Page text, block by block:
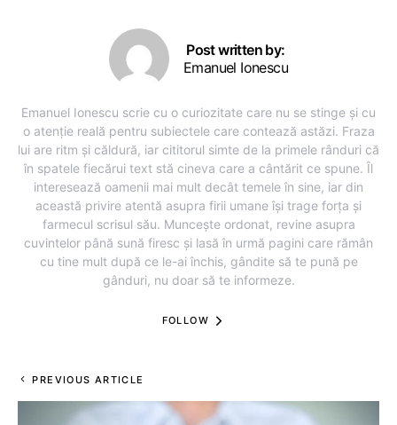
Post written by:
Emanuel Ionescu
Emanuel Ionescu scrie cu o curiozitate care nu se stinge și cu
o atenție reală pentru subiectele care contează astăzi. Fraza
lui are ritm și căldură, iar cititorul simte de la primele rânduri că
în spatele fiecărui text stă cineva care a cântărit ce spune. Îl
interesează oamenii mai mult decât temele în sine, iar din
această privire atentă asupra firii umane își trage forța și
farmecul scrisul său. Muncește ordonat, revine asupra
cuvintelor până sună firesc și lasă în urmă pagini care rămân
cu tine mult după ce le-ai închis, gândite să te pună pe
gânduri, nu doar să te informeze.
FOLLOW
PREVIOUS ARTICLE